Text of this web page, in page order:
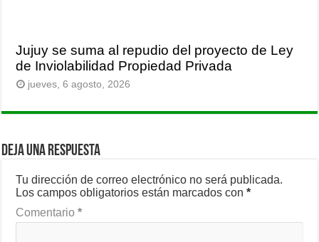
Jujuy se suma al repudio del proyecto de Ley
de Inviolabilidad Propiedad Privada
jueves, 6 agosto, 2026
Deja una respuesta
Tu dirección de correo electrónico no será publicada.
Los campos obligatorios están marcados con*
Comentario*